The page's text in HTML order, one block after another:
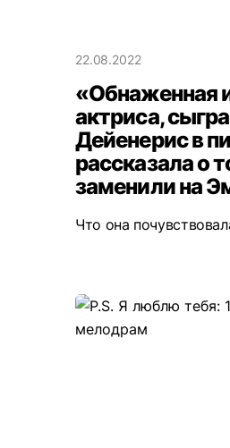
22.08.2022
«Обнаженная
актриса,
Дейенерис в
рассказала о
заменили на
Что она